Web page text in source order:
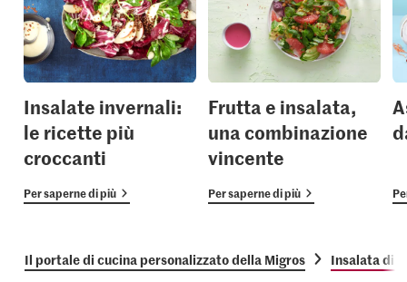
Insalate invernali:
le ricette più
croccanti
Per saperne di più
Frutta e insalata,
una combinazione
vincente
Per saperne di più
Il portale di cucina personalizzato della Migros Insalata di